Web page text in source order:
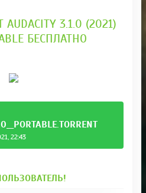
3.1.0 (2021)
БЕСПЛАТНО
22:43